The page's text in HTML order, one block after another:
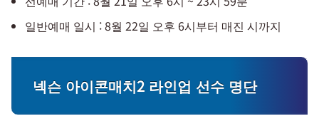
일반예매 일시 : 8월 22일 오후 6시부터 매진 시까지
넥슨 아이콘매치2 라인업 선수 명단